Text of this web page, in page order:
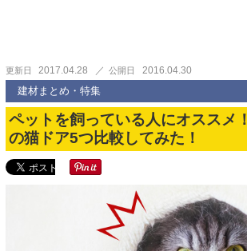
更新日 2017.04.28 公開日 2016.04.30
建材まとめ・特集
ペットを飼っている人にオススメ
の猫ドア5つ比較してみた！